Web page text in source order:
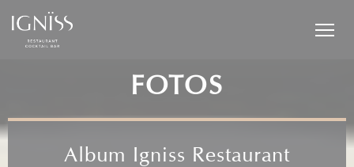
FOTOS
Album Igniss Restaurant